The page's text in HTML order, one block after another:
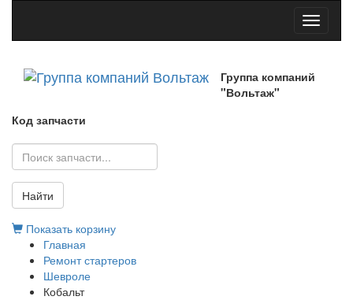
Toggle
Группа компаний
"Вольтаж"
Код запчасти
Найти
Показать корзину
Главная
Ремонт стартеров
Шевроле
Кобальт